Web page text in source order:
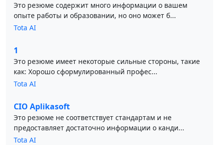
Это резюме содержит много информации о вашем
опыте работы и образовании, но оно может б...
Tota AI
1
Это резюме имеет некоторые сильные стороны, такие
как: Хорошо сформулированный профес...
Tota AI
CIO Aplikasoft
Это резюме не соответствует стандартам и не
предоставляет достаточно информации о канди...
Tota AI